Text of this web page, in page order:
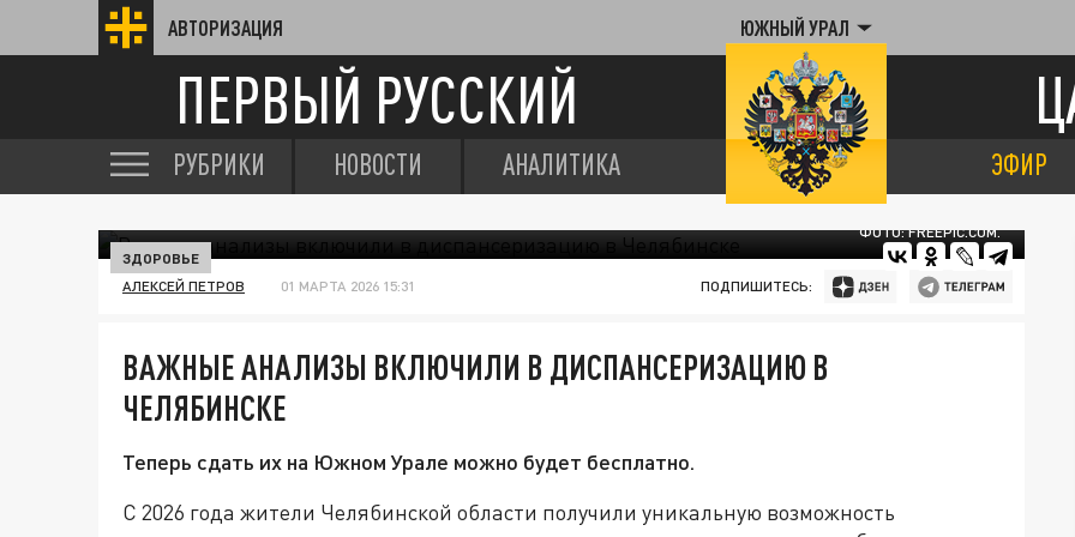
АВТОРИЗАЦИЯ ЮЖНЫЙ УРАЛ
ПЕРВЫЙ РУССКИЙ
РУБРИКИ НОВОСТИ АНАЛИТИКА ЭФИР
ФОТО: FREEPIC.COM.
ЗДОРОВЬЕ
АЛЕКСЕЙ ПЕТРОВ 01 МАРТА 2026 15:31 ПОДПИШИТЕСЬ:
ВАЖНЫЕ АНАЛИЗЫ ВКЛЮЧИЛИ В ДИСПАНСЕРИЗАЦИЮ В
ЧЕЛЯБИНСКЕ
Теперь сдать их на Южном Урале можно будет бесплатно.
С 2026 года жители Челябинской области получили уникальную возможность